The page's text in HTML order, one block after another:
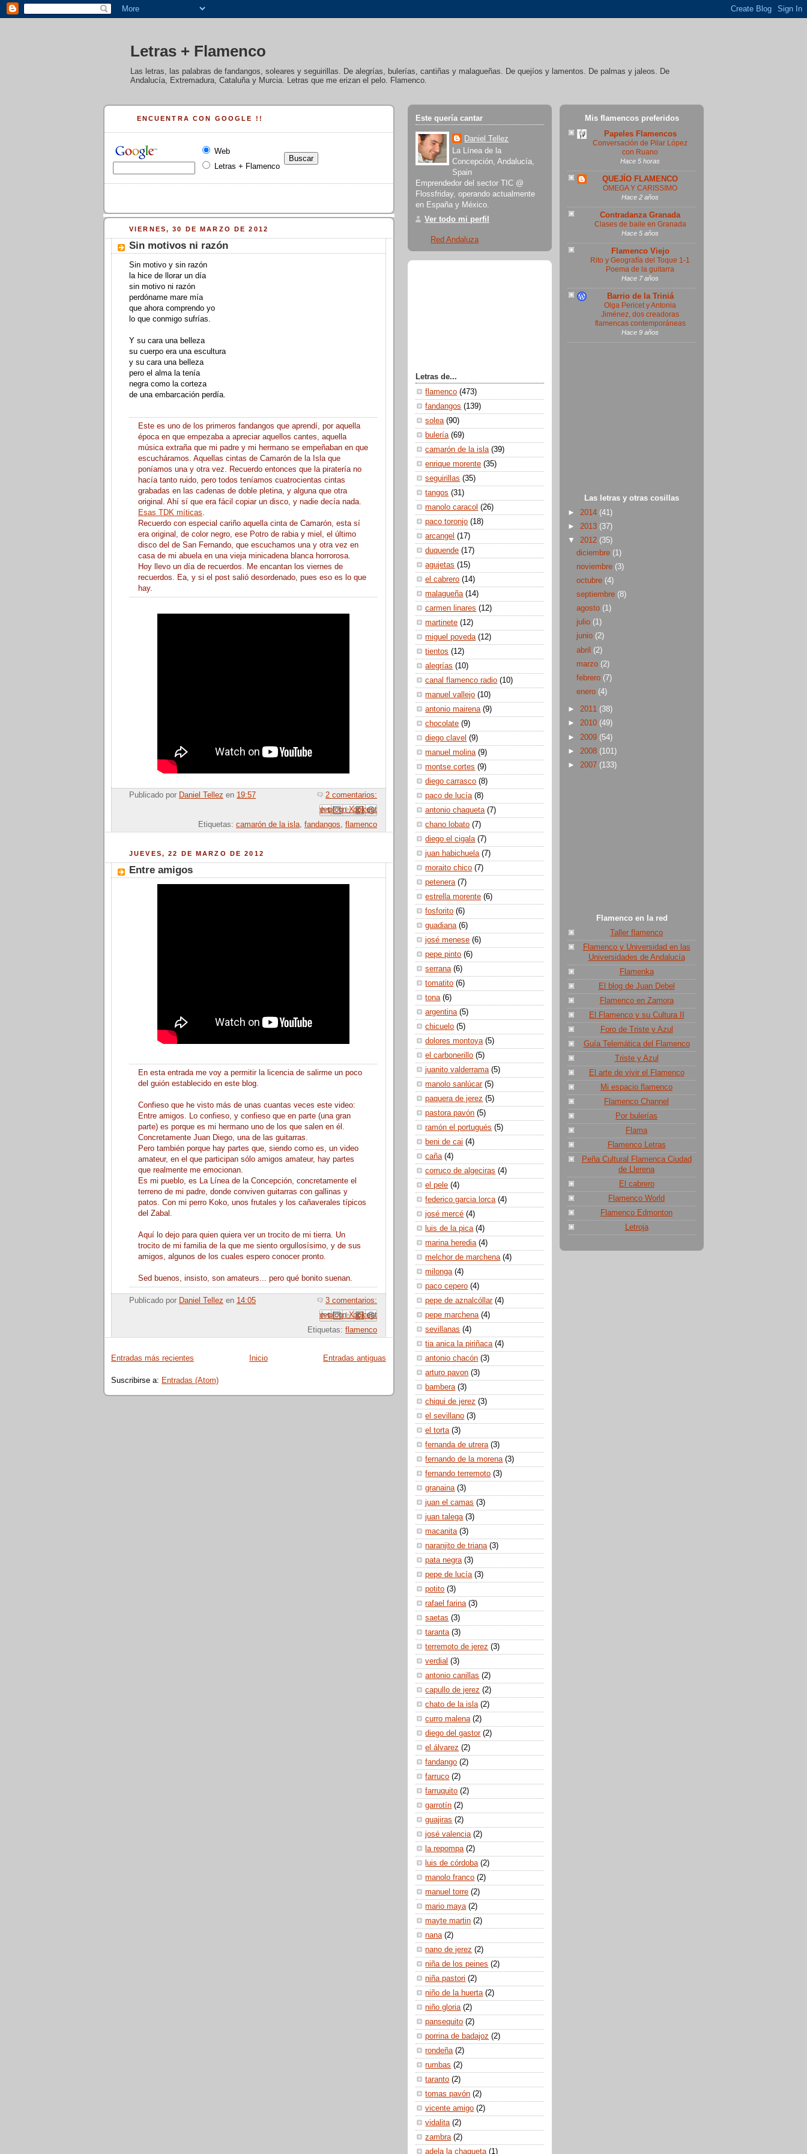
Letras + Flamenco
Las letras, las palabras de fandangos, soleares y seguirillas. De alegrías, bulerías, cantiñas y malagueñas. De quejíos y lamentos. De palmas y jaleos. De
Andalucía, Extremadura, Cataluña y Murcia. Letras que me erizan el pelo. Flamenco.
ENCUENTRA CON GOOGLE !!
Web
Letras + Flamenco
VIERNES, 30 DE MARZO DE 2012
Sin motivos ni razón
Sin motivo y sin razón
la hice de llorar un día
sin motivo ni razón
perdóname mare mía
que ahora comprendo yo
lo que conmigo sufrías.
Y su cara una belleza
su cuerpo era una escultura
y su cara una belleza
pero el alma la tenía
negra como la corteza
de una embarcación perdía.
Este es uno de los primeros fandangos que aprendí, por aquella
época en que empezaba a apreciar aquellos cantes, aquella
música extraña que mi padre y mi hermano se empeñaban en que
escucháramos. Aquellas cintas de Camarón de la Isla que
poníamos una y otra vez. Recuerdo entonces que la piratería no
hacía tanto ruido, pero todos teníamos cuatrocientas cintas
grabadas en las cadenas de doble pletina, y alguna que otra
original. Ahí sí que era fácil copiar un disco, y nadie decía nada.
Esas TDK míticas
Recuerdo con especial cariño aquella cinta de Camarón, esta sí
era original, de color negro, ese Potro de rabia y miel, el último
disco del de San Fernando, que escuchamos una y otra vez en
casa de mi abuela en una vieja minicadena blanca horrorosa.
Hoy llevo un día de recuerdos. Me encantan los viernes de
recuerdos. Ea, y si el post salió desordenado, pues eso es lo que
hay.
Publicado por Daniel Tellez en 19:57
2 comentarios:
Enviar por correo electrónico
Escribe un blog
Compartir en X
Compartir con Facebook
Compartir en Pinterest
Etiquetas: camarón de la isla, fandangos, flamenco
JUEVES, 22 DE MARZO DE 2012
Entre amigos
En esta entrada me voy a permitir la licencia de salirme un poco
del guión establecido en este blog.
Confieso que he visto más de unas cuantas veces este video:
Entre amigos. Lo confieso, y confieso que en parte (una gran
parte) es porque es mi hermano uno de los que salen en él.
Concretamente Juan Diego, una de las guitarras.
Pero también porque hay partes que, siendo como es, un video
amateur, en el que participan sólo amigos amateur, hay partes
que realmente me emocionan.
Es mi pueblo, es La Línea de la Concepción, concretamente el
terreno de mi padre, donde conviven guitarras con gallinas y
patos. Con mi perro Koko, unos frutales y los cañaverales típicos
del Zabal.
Aquí lo dejo para quien quiera ver un trocito de mi tierra. Un
trocito de mi familia de la que me siento orgullosísimo, y de sus
amigos, algunos de los cuales espero conocer pronto.
Sed buenos, insisto, son amateurs... pero qué bonito suenan.
Publicado por Daniel Tellez en 14:05
3 comentarios:
Enviar por correo electrónico
Escribe un blog
Compartir en X
Compartir con Facebook
Compartir en Pinterest
Etiquetas: flamenco
Entradas más recientes Entradas antiguas
Inicio
Suscribirse a: Entradas (Atom)
Mis flamencos preferidos
Papeles Flamencos
Conversación de Pilar López
con Ruano
Hace 5 horas
QUEJÍO FLAMENCO
OMEGA Y CARISSIMO
Hace 2 años
Contradanza Granada
Clases de baile en Granada
Hace 5 años
Flamenco Viejo
Rito y Geografía del Toque 1-1
Poema de la guitarra
Hace 7 años
Barrio de la Triniá
Olga Pericet y Antonia
Jiménez, dos creadoras
flamencas contemporáneas
Hace 9 años
Las letras y otras cosillas
► 2014 (41)
► 2013 (37)
▼ 2012 (35)
diciembre (1)
noviembre (3)
octubre (4)
septiembre (8)
agosto (1)
julio (1)
junio (2)
abril (2)
marzo (2)
febrero (7)
enero (4)
► 2011 (38)
► 2010 (49)
► 2009 (54)
► 2008 (101)
► 2007 (133)
Flamenco en la red
Taller flamenco
Flamenco y Universidad en las
Universidades de Andalucía
Flamenka
El blog de Juan Debel
Flamenco en Zamora
El Flamenco y su Cultura II
Foro de Triste y Azul
Guía Telemática del Flamenco
Triste y Azul
El arte de vivir el Flamenco
Mi espacio flamenco
Flamenco Channel
Por bulerías
Flama
Flamenco Letras
Peña Cultural Flamenca Ciudad
de Llerena
El cabrero
Flamenco World
Flamenco Edmonton
Letroja
Este quería cantar
Daniel Tellez
La Línea de la
Concepción, Andalucía,
Spain
Emprendedor del sector TIC @
Flossfriday, operando actualmente
en España y México.
Ver todo mi perfil
Red Andaluza
Letras de...
flamenco (473)
fandangos (139)
solea (90)
bulería (69)
camarón de la isla (39)
enrique morente (35)
seguirillas (35)
tangos (31)
manolo caracol (26)
paco toronjo (18)
arcangel (17)
duquende (17)
agujetas (15)
el cabrero (14)
malagueña (14)
carmen linares (12)
martinete (12)
miguel poveda (12)
tientos (12)
alegrías (10)
canal flamenco radio (10)
manuel vallejo (10)
antonio mairena (9)
chocolate (9)
diego clavel (9)
manuel molina (9)
montse cortes (9)
diego carrasco (8)
paco de lucía (8)
antonio chaqueta (7)
chano lobato (7)
diego el cigala (7)
juan habichuela (7)
moraito chico (7)
petenera (7)
estrella morente (6)
fosforito (6)
guadiana (6)
josé menese (6)
pepe pinto (6)
serrana (6)
tomatito (6)
tona (6)
argentina (5)
chicuelo (5)
dolores montoya (5)
el carbonerillo (5)
juanito valderrama (5)
manolo sanlúcar (5)
paquera de jerez (5)
pastora pavón (5)
ramón el portugués (5)
beni de cai (4)
caña (4)
corruco de algeciras (4)
el pele (4)
federico garcia lorca (4)
josé mercé (4)
luis de la pica (4)
marina heredia (4)
melchor de marchena (4)
milonga (4)
paco cepero (4)
pepe de aznalcóllar (4)
pepe marchena (4)
sevillanas (4)
tia anica la piriñaca (4)
antonio chacón (3)
arturo pavon (3)
bambera (3)
chiqui de jerez (3)
el sevillano (3)
el torta (3)
fernanda de utrera (3)
fernando de la morena (3)
fernando terremoto (3)
granaina (3)
juan el camas (3)
juan talega (3)
macanita (3)
naranjito de triana (3)
pata negra (3)
pepe de lucía (3)
potito (3)
rafael farina (3)
saetas (3)
taranta (3)
terremoto de jerez (3)
verdial (3)
antonio canillas (2)
capullo de jerez (2)
chato de la isla (2)
curro malena (2)
diego del gastor (2)
el álvarez (2)
fandango (2)
farruco (2)
farruquito (2)
garrotín (2)
guajiras (2)
josé valencia (2)
la repompa (2)
luis de córdoba (2)
manolo franco (2)
manuel torre (2)
mario maya (2)
mayte martin (2)
nana (2)
nano de jerez (2)
niña de los peines (2)
niña pastori (2)
niño de la huerta (2)
niño gloria (2)
pansequito (2)
porrina de badajoz (2)
rondeña (2)
rumbas (2)
taranto (2)
tomas pavón (2)
vicente amigo (2)
vidalita (2)
zambra (2)
adela la chaqueta (1)